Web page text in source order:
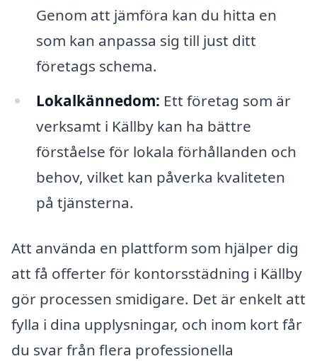
Genom att jämföra kan du hitta en
som kan anpassa sig till just ditt
företags schema.
Lokalkännedom: Ett företag som är
verksamt i Källby kan ha bättre
förståelse för lokala förhållanden och
behov, vilket kan påverka kvaliteten
på tjänsterna.
Att använda en plattform som hjälper dig
att få offerter för kontorsstädning i Källby
gör processen smidigare. Det är enkelt att
fylla i dina upplysningar, och inom kort får
du svar från flera professionella